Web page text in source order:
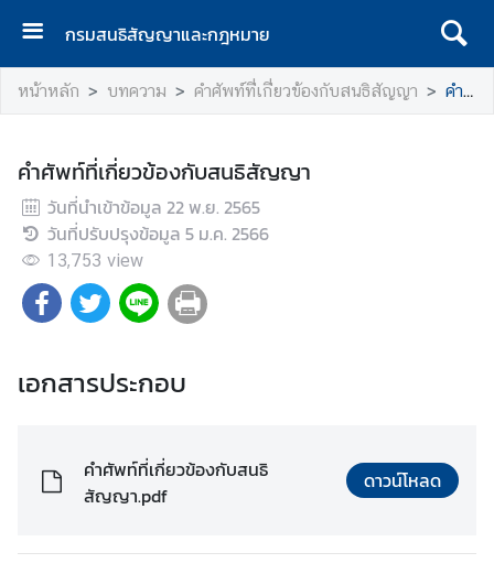
กรมสนธิสัญญาและกฎหมาย
ห
น้
เ
ร
ก
กี่
กั
ร
ม
ส
หน้าหลัก บทความ คําศัพท์ท่ี่เก่ี่ยวข้องกับสนธิสัญญา คำศัพท์ที่เกี่ยวข้องกับสนธิสัญญา
คำศัพท์ที่เกี่ยวข้องกับสนธิสัญญา
วันที่นำเข้าข้อมูล 22 พ.ย. 2565
วันที่ปรับปรุงข้อมูล 5 ม.ค. 2566
13,753 view
เอกสารประกอบ
คำศัพท์ที่เกี่ยวข้องกับสนธิ
สัญญา.pdf
ดาวน์โหลด